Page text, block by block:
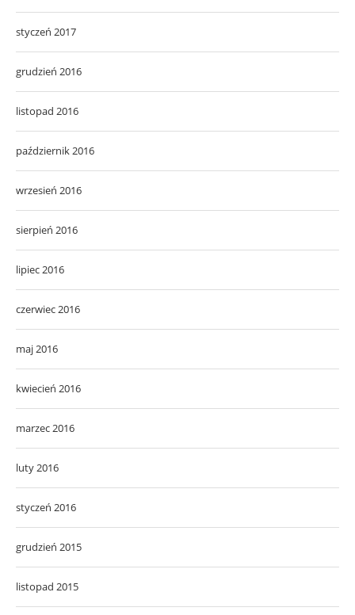
styczeń 2017
grudzień 2016
listopad 2016
październik 2016
wrzesień 2016
sierpień 2016
lipiec 2016
czerwiec 2016
maj 2016
kwiecień 2016
marzec 2016
luty 2016
styczeń 2016
grudzień 2015
listopad 2015